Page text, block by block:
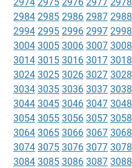
2984 2985 2986 2987 2988
2994 2995 2996 2997 2998
3004 3005 3006 3007 3008
3014 3015 3016 3017 3018
3024 3025 3026 3027 3028
3034 3035 3036 3037 3038
3044 3045 3046 3047 3048
3054 3055 3056 3057 3058
3064 3065 3066 3067 3068
3074 3075 3076 3077 3078
3084 3085 3086 3087 3088